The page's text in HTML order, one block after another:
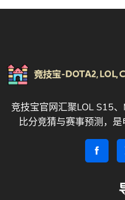
竞技宝官网汇聚LOL S15
比分竞猜与赛事预测，是